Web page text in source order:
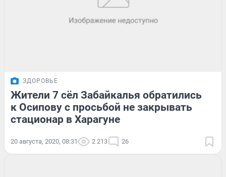
ЗДОРОВЬЕ
Жители 7 сёл Забайкалья обратились
к Осипову с просьбой не закрывать
стационар в Харагуне
20 августа, 2020, 08:31 2 213 26